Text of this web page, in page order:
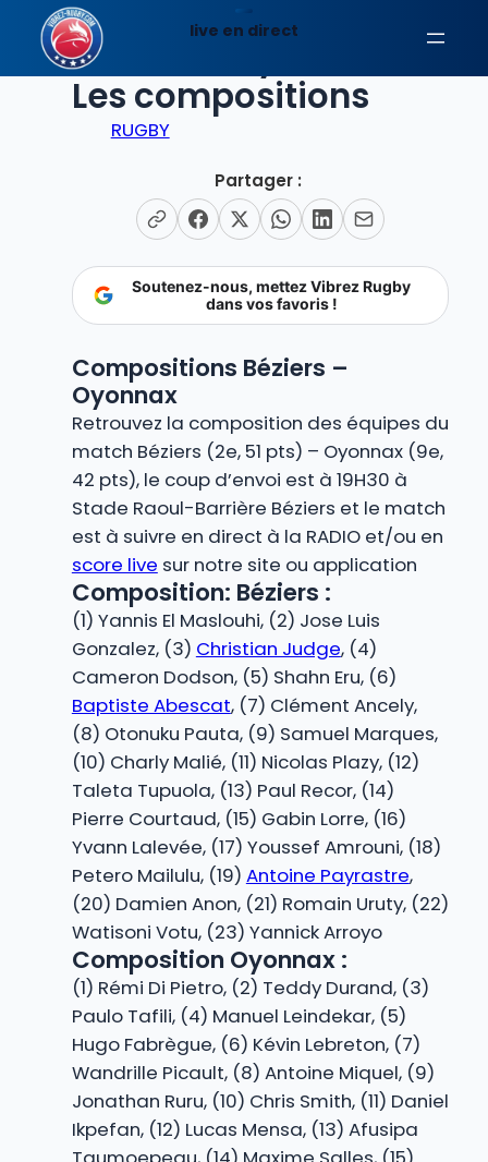
contenuBéziers – Oyonnax:
Les compositions
RUGBY
Partager :
Soutenez-nous, mettez Vibrez Rugby
dans vos favoris !
Compositions Béziers –
Oyonnax
Retrouvez la composition des équipes du
match Béziers (2e, 51 pts) – Oyonnax (9e,
42 pts), le coup d’envoi est à 19H30 à
Stade Raoul-Barrière Béziers et le match
est à suivre en direct à la RADIO et/ou en
score live sur notre site ou application
Composition: Béziers :
(1) Yannis El Maslouhi, (2) Jose Luis
Gonzalez, (3) Christian Judge, (4)
Cameron Dodson, (5) Shahn Eru, (6)
Baptiste Abescat, (7) Clément Ancely,
(8) Otonuku Pauta, (9) Samuel Marques,
(10) Charly Malié, (11) Nicolas Plazy, (12)
Taleta Tupuola, (13) Paul Recor, (14)
Pierre Courtaud, (15) Gabin Lorre, (16)
Yvann Lalevée, (17) Youssef Amrouni, (18)
Petero Mailulu, (19) Antoine Payrastre,
(20) Damien Anon, (21) Romain Uruty, (22)
Watisoni Votu, (23) Yannick Arroyo
Composition Oyonnax :
(1) Rémi Di Pietro, (2) Teddy Durand, (3)
Paulo Tafili, (4) Manuel Leindekar, (5)
Hugo Fabrègue, (6) Kévin Lebreton, (7)
Wandrille Picault, (8) Antoine Miquel, (9)
Jonathan Ruru, (10) Chris Smith, (11) Daniel
Ikpefan, (12) Lucas Mensa, (13) Afusipa
live en direct